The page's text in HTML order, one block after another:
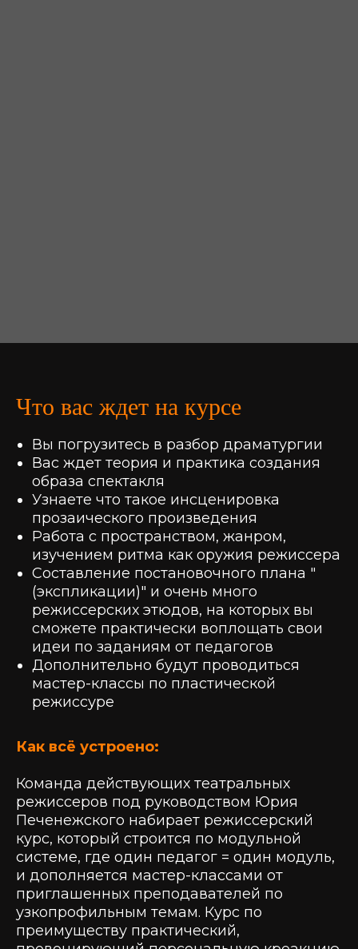
Что вас ждет на курсе
Вы погрузитесь в разбор драматургии
Вас ждет теория и практика создания
образа спектакля
Узнаете что такое инсценировка
прозаического произведения
Работа с пространством, жанром,
изучением ритма как оружия режиссера
Составление постановочного плана "
(экспликации)" и очень много
режиссерских этюдов, на которых вы
сможете практически воплощать свои
идеи по заданиям от педагогов
Дополнительно будут проводиться
мастер-классы по пластической
режиссуре
Как всё устроено:
Команда действующих театральных
режиссеров под руководством Юрия
Печенежского набирает режиссерский
курс, который строится по модульной
системе, где один педагог = один модуль,
и дополняется мастер-классами от
приглашенных преподавателей по
узкопрофильным темам. Курс по
преимуществу практический,